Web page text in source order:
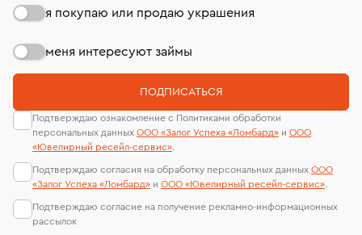
я покупаю или продаю украшения
меня интересуют займы
ПОДПИСАТЬСЯ
Подтверждаю ознакомление с Политиками обработки
персональных данных ООО «Залог Успеха «Ломбард» и ООО
«Ювелирный ресейл-сервиc».
Подтверждаю согласия на обработку персональных данных ООО
«Залог Успеха «Ломбард» и ООО «Ювелирный ресейл-сервиc».
Подтверждаю согласие на получение рекламно-информационных
рассылок